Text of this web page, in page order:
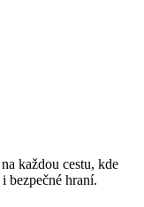
na každou cestu, kde
i bezpečné hraní.